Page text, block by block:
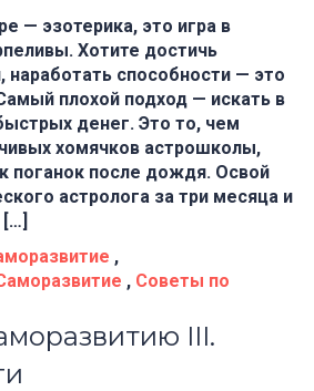
— эзотерика, это игра в
Хотите достичь
наработать способности — это
плохой подход — искать в
денег. Это то, чем
хомячков астрошколы,
поганок после дождя. Освой
астролога за три месяца и
[…]
,
, Советы по
III.